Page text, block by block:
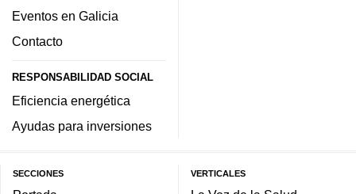
Eventos en Galicia
Contacto
RESPONSABILIDAD SOCIAL
Eficiencia energética
Ayudas para inversiones
SECCIONES VERTICALES